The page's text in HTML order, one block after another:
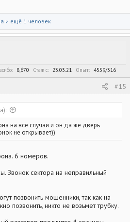
и ещё 1 человек
8,670 Стаж c 23.03.21 Опыт 4559/316
#15
на все случаи и он да же дверь
не открывает))
6 номеров.
Звонок сектора на неправильный
позвонить мошенники, так как на
позвонить, никто не возьмет трубку.